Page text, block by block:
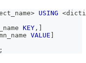
> USING <
KEY , ]
VALUE ]
;